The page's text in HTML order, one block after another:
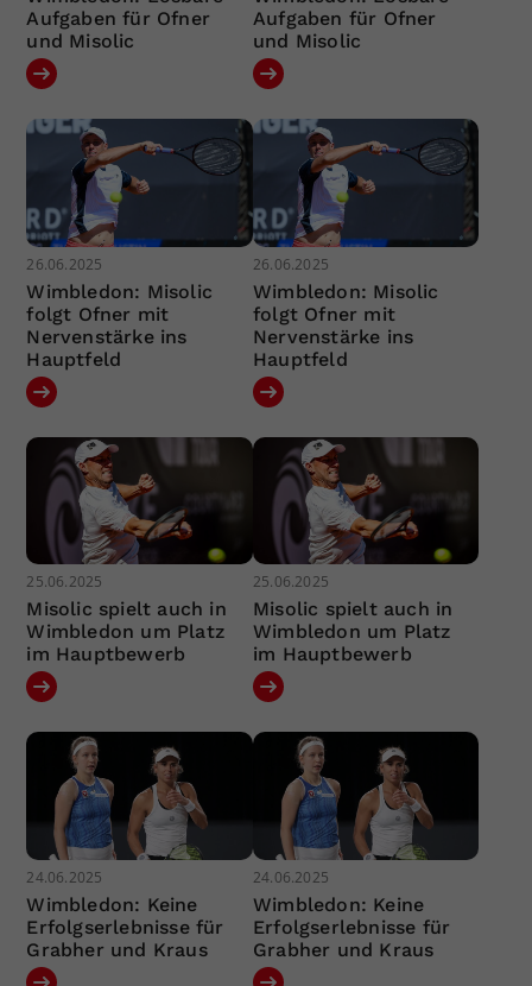
Aufgaben für Ofner
und Misolic
Aufgaben für Ofner
und Misolic
26.06.2025
Wimbledon: Misolic
folgt Ofner mit
Nervenstärke ins
Hauptfeld
26.06.2025
Wimbledon: Misolic
folgt Ofner mit
Nervenstärke ins
Hauptfeld
25.06.2025
Misolic spielt auch in
Wimbledon um Platz
im Hauptbewerb
25.06.2025
Misolic spielt auch in
Wimbledon um Platz
im Hauptbewerb
24.06.2025
Wimbledon: Keine
Erfolgserlebnisse für
Grabher und Kraus
24.06.2025
Wimbledon: Keine
Erfolgserlebnisse für
Grabher und Kraus